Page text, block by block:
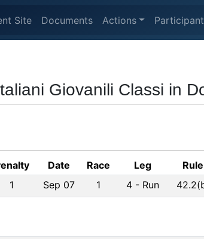
Site Documents Actions Participant
Giovanili Classi in
Date Race Leg Rule
1 Sep 07 1 4 - Run